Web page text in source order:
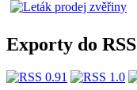
Exporty do RSS